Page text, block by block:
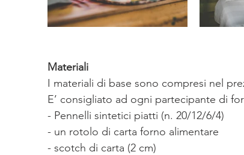
Materiali
I materiali di base sono compresi nel
E’ consigliato ad ogni partecipante di
- Pennelli sintetici piatti (n. 20/12/6/4)
- un rotolo di carta forno alimentare
- scotch di carta (2 cm)